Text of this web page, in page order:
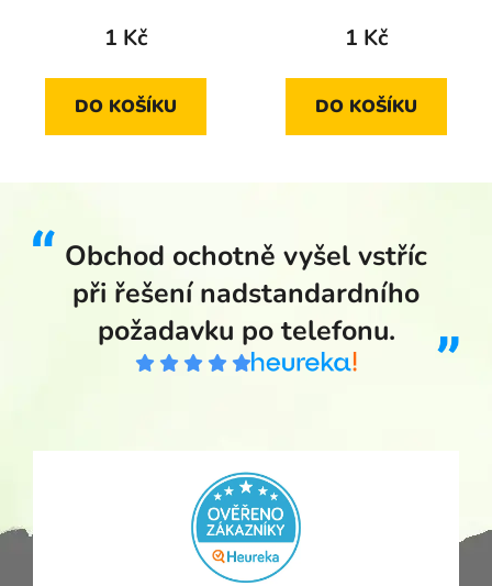
1 Kč
DO KOŠÍKU
1 Kč
DO KOŠÍKU
Obchod ochotně vyšel vstříc
při řešení nadstandardního
požadavku po telefonu.